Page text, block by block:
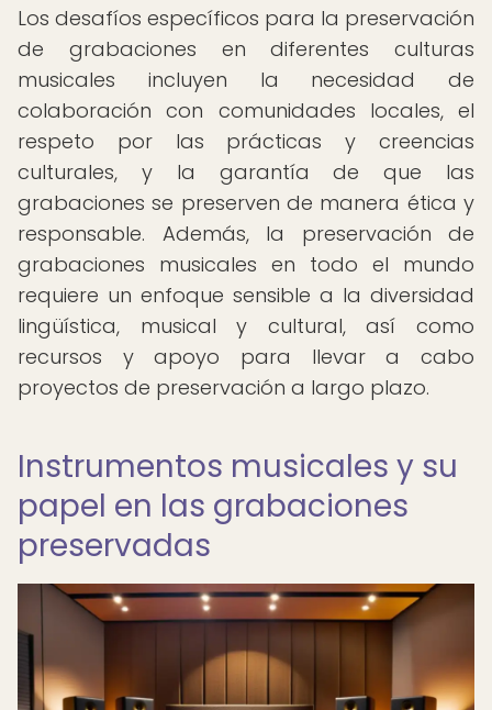
Los desafíos específicos para la preservación
de grabaciones en diferentes culturas
musicales incluyen la necesidad de
colaboración con comunidades locales, el
respeto por las prácticas y creencias
culturales, y la garantía de que las
grabaciones se preserven de manera ética y
responsable. Además, la preservación de
grabaciones musicales en todo el mundo
requiere un enfoque sensible a la diversidad
lingüística, musical y cultural, así como
recursos y apoyo para llevar a cabo
proyectos de preservación a largo plazo.
Instrumentos musicales y su
papel en las grabaciones
preservadas